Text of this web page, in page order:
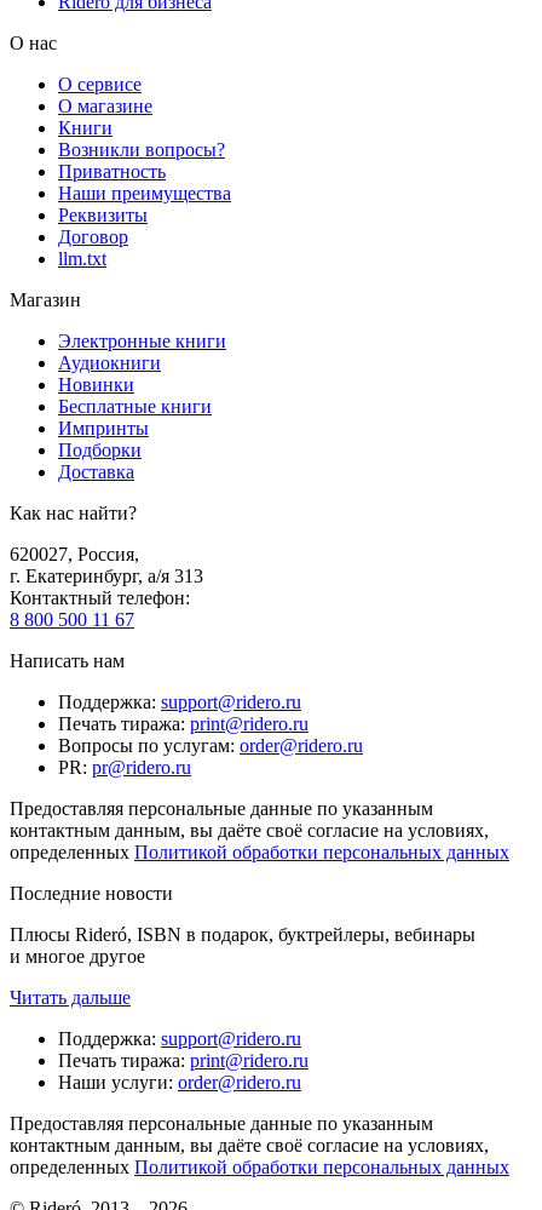
О нас
О сервисе
О магазине
Книги
Возникли вопросы?
Приватность
Наши преимущества
Реквизиты
Договор
llm.txt
Магазин
Электронные книги
Аудиокниги
Новинки
Бесплатные книги
Импринты
Подборки
Доставка
Как нас найти?
620027, Россия,
г. Екатеринбург, а/я 313
Контактный телефон:
8 800 500 11 67
Написать нам
Поддержка: support@ridero.ru
Печать тиража: print@ridero.ru
Вопросы по услугам: order@ridero.ru
PR: pr@ridero.ru
Предоставляя персональные данные по указанным
контактным данным, вы даёте своё согласие на условиях,
определенных Политикой обработки персональных данных
Последние новости
Плюсы Rideró, ISBN в подарок, буктрейлеры, вебинары
и многое другое
Читать дальше
Поддержка: support@ridero.ru
Печать тиража: print@ridero.ru
Наши услуги: order@ridero.ru
Предоставляя персональные данные по указанным
контактным данным, вы даёте своё согласие на условиях,
определенных Политикой обработки персональных данных